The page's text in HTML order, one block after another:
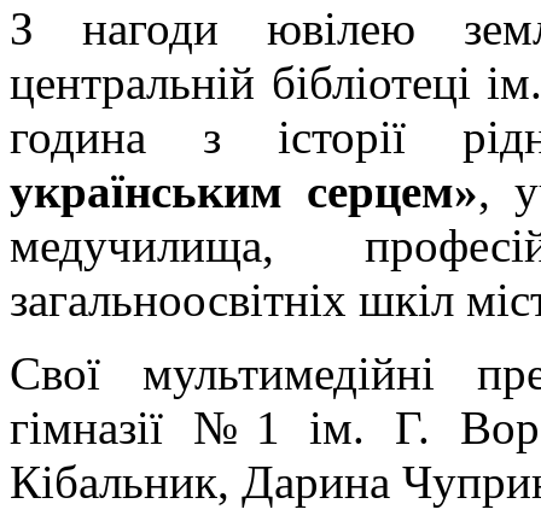
З нагоди ювілею
центральній бібліотеці
година з історії
українським серцем»,
медучилища,
загальноосвітніх шкіл
Свої мультимедійні
гімназії №1 ім. Г.
Кібальник, Дарина